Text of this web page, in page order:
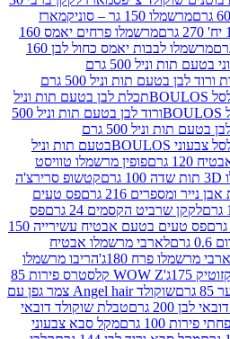
– סוניק
מארז
מרשמלו פרחים יאמס 160
מרשמלו לבבות יאמס כחול לבן 160
ממתק מרשמלו פרחים צבעוני בטעם תות וניל 500 גרם
ממתק מרשמלו לבבות ורוד לבן בטעם תות וניל 500 גרם
ממתק מרשמלו מסולסל BOULOSתכלת לבן בטעם תות וניל
ממתק מרשמלו מסולסל BOULOSורוד לבן בטעם תות וניל 500
ממתק מרשמלו כריות ורוד,לבן בטעם תות וניל 500 גרם
ממתק מרשמלו מסולסל צבעוני BOULOSבטעם תות וניל
פופין מרשמלו טוויסט
קטשופ סרירצ'ה
216 גרם
פס טעים
הקסמים 24 גרם
פס
פס טעים בטעם אבטיח עשירייה 150
מרשמלו אבטיח
180ג'
הריבו מרשמלו
WOW Z קלסטרס פירות 85
שוקולד Angel hair צמר גפן עם
טבלת שוקולד דובאי
מקל סבא צבעוני